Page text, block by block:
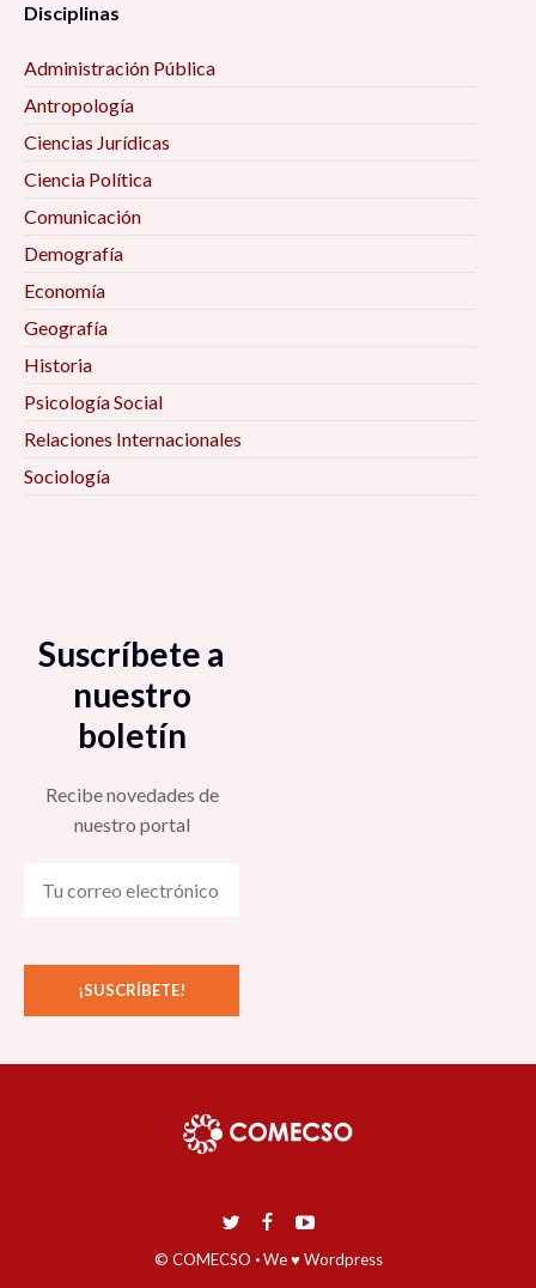
Disciplinas
Administración Pública
Antropología
Ciencias Jurídicas
Ciencia Política
Comunicación
Demografía
Economía
Geografía
Historia
Psicología Social
Relaciones Internacionales
Sociología
Suscríbete a
nuestro
boletín
Recibe novedades de
nuestro portal
© COMECSO ·We ♥ Wordpress